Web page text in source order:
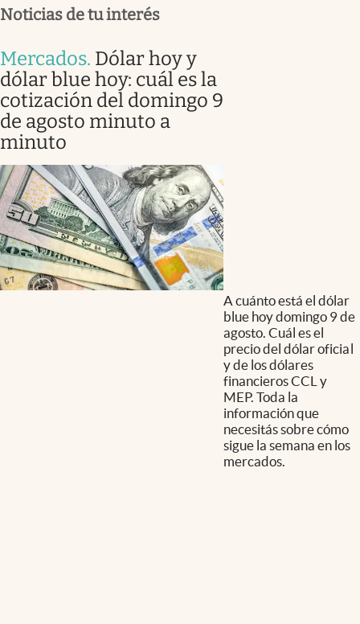
Noticias de tu interés
Mercados. Dólar hoy y
dólar blue hoy: cuál es la
cotización del domingo 9
de agosto minuto a
minuto
A cuánto está el dólar
blue hoy domingo 9 de
agosto. Cuál es el
precio del dólar oficial
y de los dólares
financieros CCL y
MEP. Toda la
información que
necesitás sobre cómo
sigue la semana en los
mercados.